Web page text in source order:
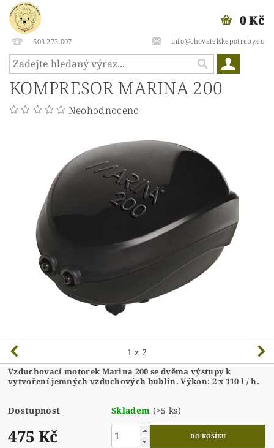
603 273 007 info@chovatelskepotreby.eu
0 Kč
KOMPRESOR MARINA 200
Neohodnoceno
1 z 2
Vzduchovací motorek Marina 200 se dvěma výstupy k
vytvoření jemných vzduchových bublin. Výkon: 2 x 110 l / h.
Dostupnost Skladem (>5 ks)
475 Kč